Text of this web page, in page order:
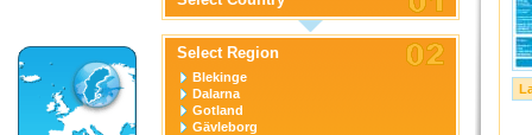
Select Region
Blekinge
Dalarna
Gotland
Gävleborg